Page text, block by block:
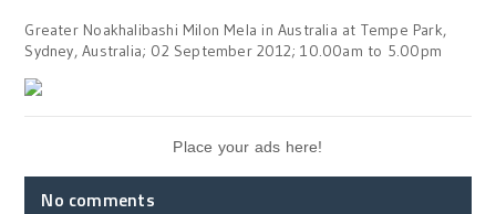
Greater Noakhalibashi Milon Mela in Australia at Tempe Park,
Sydney, Australia; 02 September 2012; 10.00am to 5.00pm
Place your ads here!
No comments